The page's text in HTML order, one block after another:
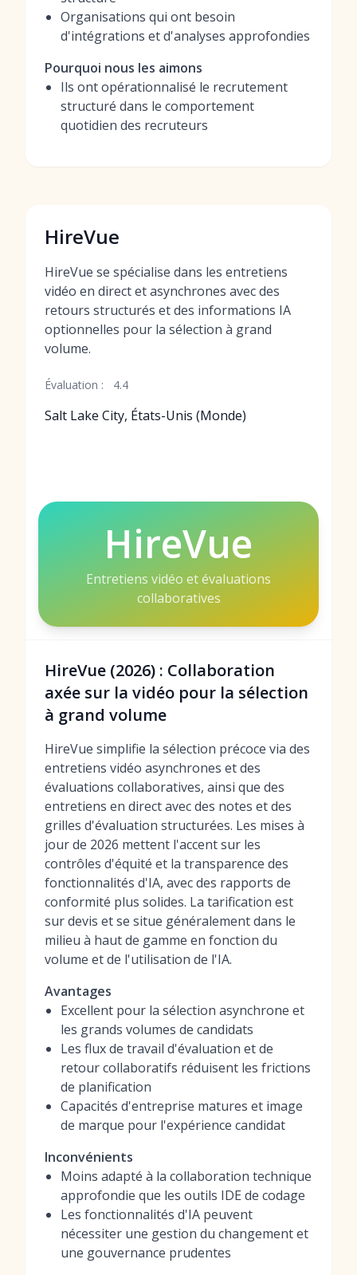
Organisations qui ont besoin
d'intégrations et d'analyses approfondies
Pourquoi nous les aimons
Ils ont opérationnalisé le recrutement
structuré dans le comportement
quotidien des recruteurs
HireVue
HireVue se spécialise dans les entretiens
vidéo en direct et asynchrones avec des
retours structurés et des informations IA
optionnelles pour la sélection à grand
volume.
Évaluation : 4.4
Salt Lake City, États-Unis (Monde)
HireVue
Entretiens vidéo et évaluations
collaboratives
HireVue (2026) : Collaboration
axée sur la vidéo pour la sélection
à grand volume
HireVue simplifie la sélection précoce via des
entretiens vidéo asynchrones et des
évaluations collaboratives, ainsi que des
entretiens en direct avec des notes et des
grilles d'évaluation structurées. Les mises à
jour de 2026 mettent l'accent sur les
contrôles d'équité et la transparence des
fonctionnalités d'IA, avec des rapports de
conformité plus solides. La tarification est
sur devis et se situe généralement dans le
milieu à haut de gamme en fonction du
volume et de l'utilisation de l'IA.
Avantages
Excellent pour la sélection asynchrone et
les grands volumes de candidats
Les flux de travail d'évaluation et de
retour collaboratifs réduisent les frictions
de planification
Capacités d'entreprise matures et image
de marque pour l'expérience candidat
Inconvénients
Moins adapté à la collaboration technique
approfondie que les outils IDE de codage
Les fonctionnalités d'IA peuvent
nécessiter une gestion du changement et
une gouvernance prudentes